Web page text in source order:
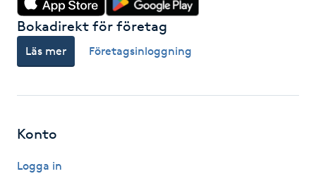
Fransfärgning
Fransförlängning
Fransförlängning Volym
Fransk manikyr
Bokadirekt för företag
Läs mer Företagsinloggning
Konto
Logga in